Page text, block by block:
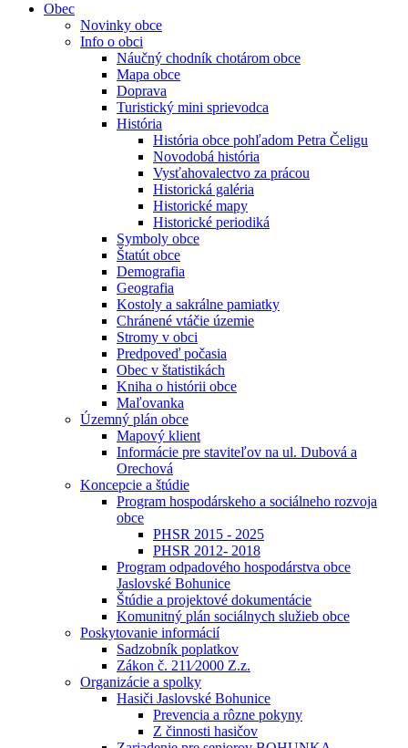
Obec
Novinky obce
Info o obci
Náučný chodník chotárom obce
Mapa obce
Doprava
Turistický mini sprievodca
História
História obce pohľadom Petra Čeligu
Novodobá história
Vysťahovalectvo za prácou
Historická galéria
Historické mapy
Historické periodiká
Symboly obce
Štatút obce
Demografia
Geografia
Kostoly a sakrálne pamiatky
Chránené vtáčie územie
Stromy v obci
Predpoveď počasia
Obec v štatistikách
Kniha o histórii obce
Maľovanka
Územný plán obce
Mapový klient
Informácie pre staviteľov na ul. Dubová a
Orechová
Koncepcie a štúdie
Program hospodárskeho a sociálneho rozvoja
obce
PHSR 2015 - 2025
PHSR 2012- 2018
Program odpadového hospodárstva obce
Jaslovské Bohunice
Štúdie a projektové dokumentácie
Komunitný plán sociálnych služieb obce
Poskytovanie informácií
Sadzobník poplatkov
Zákon č. 211⁄2000 Z.z.
Organizácie a spolky
Hasiči Jaslovské Bohunice
Prevencia a rôzne pokyny
Z činnosti hasičov